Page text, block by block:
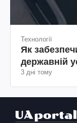
Технології
Як
державній
3 дні тому